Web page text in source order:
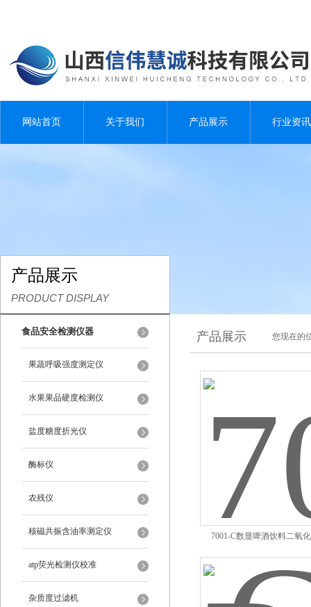
网站首页 关于我们 产品展示 行业资讯
产品展示
PRODUCT DISPLAY
食品安全检测仪器
果蔬呼吸强度测定仪
水果果品硬度检测仪
盐度糖度折光仪
酶标仪
农残仪
核磁共振含油率测定仪
atp荧光检测仪校准
杂质度过滤机
产品展示 您现在的
7001-C数显啤酒饮料二氧